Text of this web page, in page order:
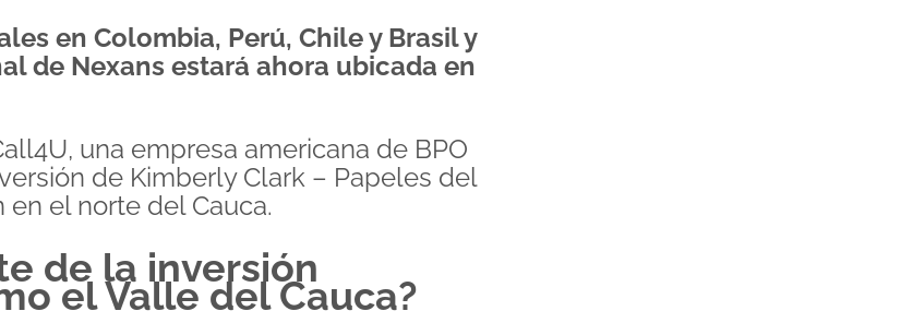
en Colombia, Perú, Chile y Brasil y
de Nexans estará ahora ubicada en
una empresa americana de BPO
de Kimberly Clark – Papeles del
el norte del Cauca.
de la inversión
el Valle del Cauca?